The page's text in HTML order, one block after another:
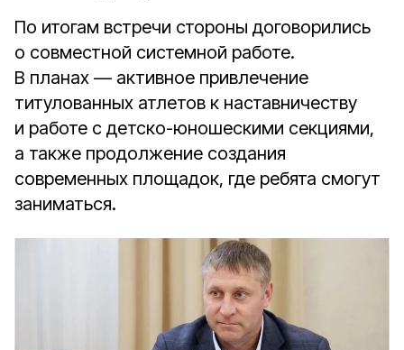
По итогам встречи стороны договорились
о совместной системной работе.
В планах — активное привлечение
титулованных атлетов к наставничеству
и работе с детско-юношескими секциями,
а также продолжение создания
современных площадок, где ребята смогут
заниматься.